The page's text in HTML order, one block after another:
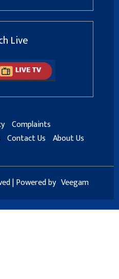
Live
Complaints
Contact Us About Us
| Powered by Veegam